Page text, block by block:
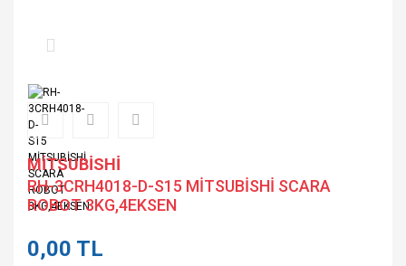
MİTSUBİSHİ
RH-3CRH4018-D-S15 MİTSUBİSHİ SCARA
ROBOT 3KG,4EKSEN
0,00 TL